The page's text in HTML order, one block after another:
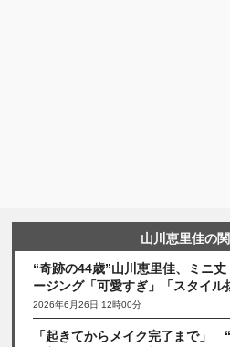
山川恵里佳の
“奇跡の44歳”山川恵里佳、ミニ
ージング「可愛すぎ」「スタイ
2026年6月26日 12時00分
「起きてからメイク完了まで」